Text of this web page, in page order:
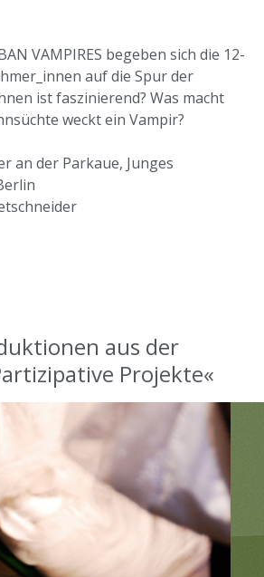
VAMPIRES begeben sich die 12-
auf die Spur der
ist faszinierend? Was macht
weckt ein Vampir?
an der Parkaue, Junges
aus der
Projekte«